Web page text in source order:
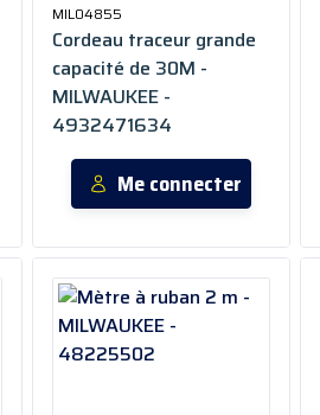
MIL04855
Cordeau traceur grande
capacité de 30M -
MILWAUKEE -
4932471634
Me connecter